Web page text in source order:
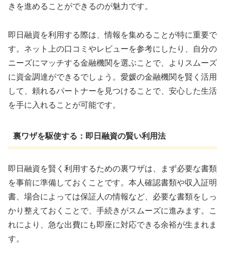
きを進めることができるのが魅力です。
即日融資を利用する際は、情報を集めることが特に重要で
す。ネット上の口コミやレビューを参考にしたり、自分の
ニーズにマッチする金融機関を選ぶことで、よりスムーズ
に資金調達ができるでしょう。愛媛の金融機関を賢く活用
して、頼れるパートナーを見つけることで、安心した生活
を手に入れることが可能です。
裏ワザを駆使する：即日融資の賢い利用法
即日融資を賢く利用するための裏ワザは、まず必要な書類
を事前に準備しておくことです。本人確認書類や収入証明
書、場合によっては保証人の情報など、必要な書類をしっ
かり整えておくことで、手続きがスムーズに進みます。こ
れにより、急な出費にも即座に対応できる余裕が生まれま
す。